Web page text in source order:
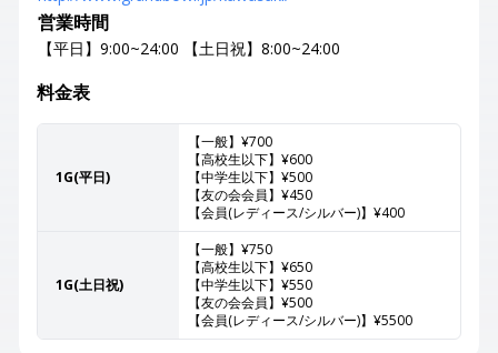
営業時間
【平日】9:00~24:00 【土日祝】8:00~24:00
料金表
1G(平日)
【一般】¥700
【高校生以下】¥600
【中学生以下】¥500
【友の会会員】¥450
【会員(レディース/シルバー)】¥400
1G(土日祝)
【一般】¥750
【高校生以下】¥650
【中学生以下】¥550
【友の会会員】¥500
【会員(レディース/シルバー)】¥5500